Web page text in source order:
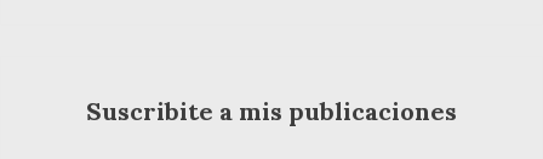
Suscribite a mis publicaciones